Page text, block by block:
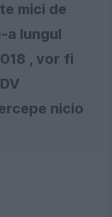
mici de
a lungul
, vor fi
nicio